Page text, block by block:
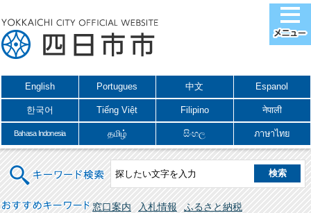
English Portugues 中文 Espanol
한국어 Tiếng Việt Filipino नेपाली
Bahasa Indonesia தமிழ் සිංහල ภาษาไทย
キーワード検索
おすすめキーワード 窓口案内 入札情報
ふるさと納税